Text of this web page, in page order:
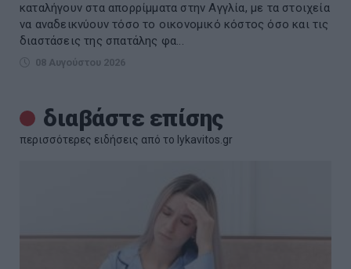
καταλήγουν στα απορρίμματα στην Αγγλία, με τα στοιχεία
να αναδεικνύουν τόσο το οικονομικό κόστος όσο και τις
διαστάσεις της σπατάλης φα...
08 Αυγούστου 2026
διαβάστε επίσης
περισσότερες ειδήσεις από το lykavitos.gr